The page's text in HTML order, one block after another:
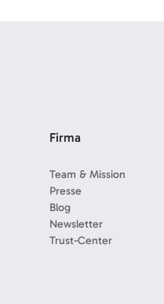
Firma
Team & Mission
Presse
Blog
Newsletter
Trust-Center